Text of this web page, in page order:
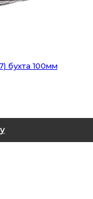
бухта 100мм